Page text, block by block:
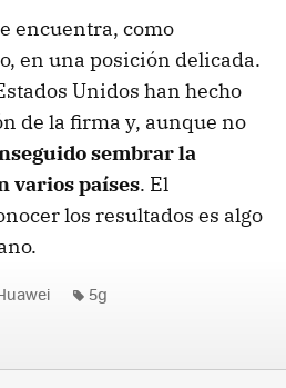
encuentra, como
en una posición delicada.
Unidos han hecho
de la firma y, aunque no
sembrar la
varios países. El
los resultados es algo
5g